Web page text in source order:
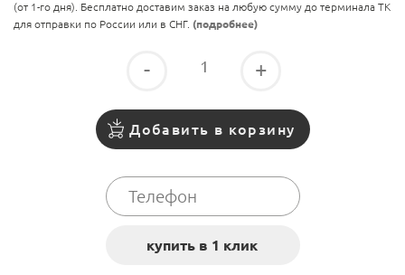
(от 1-го дня). Бесплатно доставим заказ на любую сумму до терминала ТК
для отправки по России или в СНГ. (подробнее)
- +
Добавить в корзину